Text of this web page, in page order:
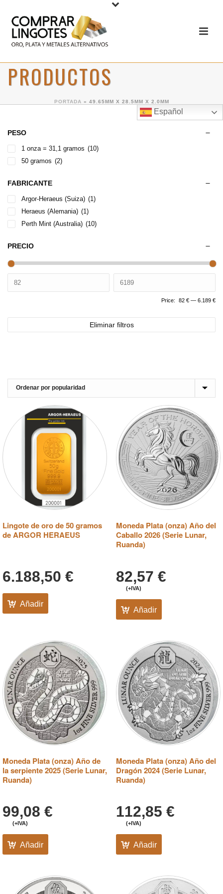
PRODUCTOS
PORTADA » 49.65MM X 28.5MM X 2.0MM
Español
Lingote de oro de 50 gramos
de ARGOR HERAEUS
6.188,50 €
Añadir
Moneda Plata (onza) Año del
Caballo 2026 (Serie Lunar,
Ruanda)
82,57 €
(+IVA)
Añadir
Moneda Plata (onza) Año de
la serpiente 2025 (Serie Lunar,
Ruanda)
99,08 €
(+IVA)
Añadir
Moneda Plata (onza) Año del
Dragón 2024 (Serie Lunar,
Ruanda)
112,85 €
(+IVA)
Añadir
PESO
1 onza = 31,1 gramos (10)
50 gramos (2)
FABRICANTE
Argor-Heraeus (Suiza) (1)
Heraeus (Alemania) (1)
Perth Mint (Australia) (10)
PRECIO
Price: 82 € — 6.189 €
Eliminar filtros